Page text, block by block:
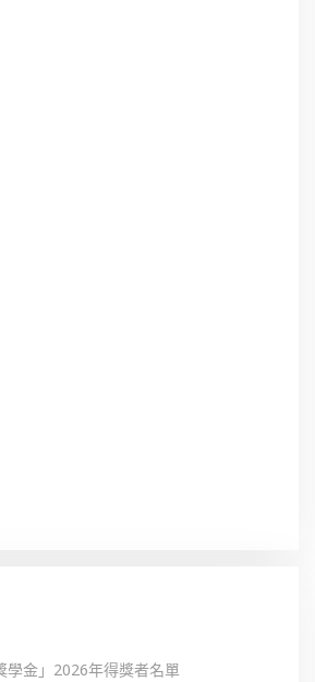
學金」2026年得獎者名單